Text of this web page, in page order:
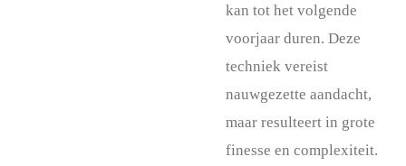
kan tot het volgende
voorjaar duren. Deze
techniek vereist
nauwgezette aandacht,
maar resulteert in grote
finesse en complexiteit.